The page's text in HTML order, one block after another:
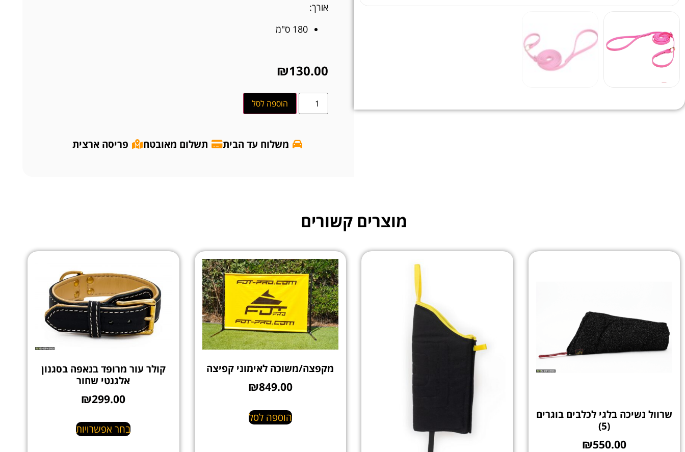
אורך:
180 ס"מ
₪130.00
הוספה לסל
משלוח עד הבית תשלום מאובטח פריסה ארצית
מוצרים קשורים
שרוול נשיכה בלגי לכלבים בוגרים
(5)
₪550.00
מקפצה/משוכה לאימוני קפיצה
₪849.00
הוספה לסל
קולר עור מרופד בנאפה בסגנון
אלגנטי שחור
₪299.00
בחר אפשרויות